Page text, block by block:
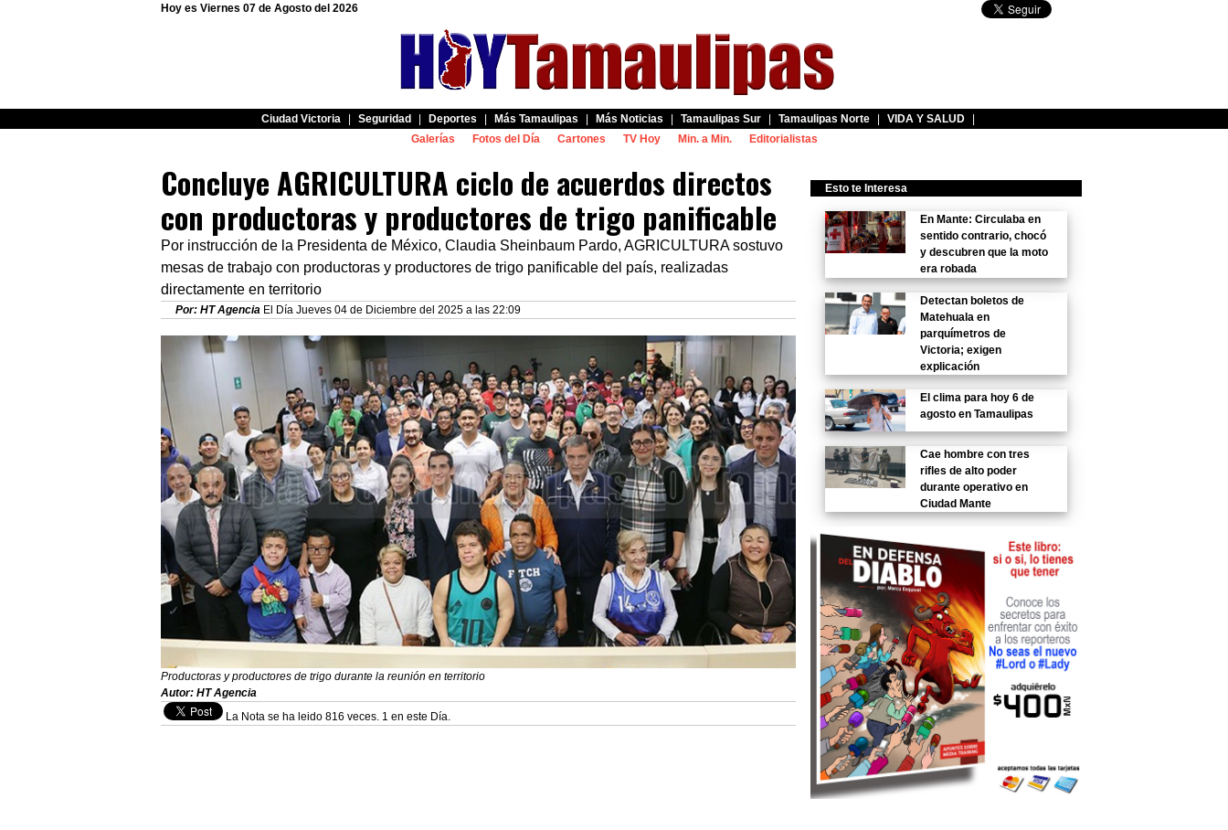
Hoy es Viernes 07 de Agosto del 2026
Ciudad Victoria Seguridad Deportes Más Tamaulipas Más Noticias Tamaulipas Sur Tamaulipas Norte VIDA Y SALUD
Galerías
Fotos del Día Cartones TV Hoy Min. a Min. Editorialistas
Concluye AGRICULTURA ciclo de acuerdos directos
con productoras y productores de trigo panificable
Por instrucción de la Presidenta de México, Claudia Sheinbaum Pardo, AGRICULTURA sostuvo
mesas de trabajo con productoras y productores de trigo panificable del país, realizadas
directamente en territorio
Por: HT Agencia El Día Jueves 04 de Diciembre del 2025 a las 22:09
Productoras y productores de trigo durante la reunión en territorio
Autor: HT Agencia
La Nota se ha leido 816 veces. 1 en este Día.
Esto te Interesa
En Mante: Circulaba en
sentido contrario, chocó
y descubren que la moto
era robada
Detectan boletos de
Matehuala en
parquímetros de
Victoria; exigen
explicación
El clima para hoy 6 de
agosto en Tamaulipas
Cae hombre con tres
rifles de alto poder
durante operativo en
Ciudad Mante